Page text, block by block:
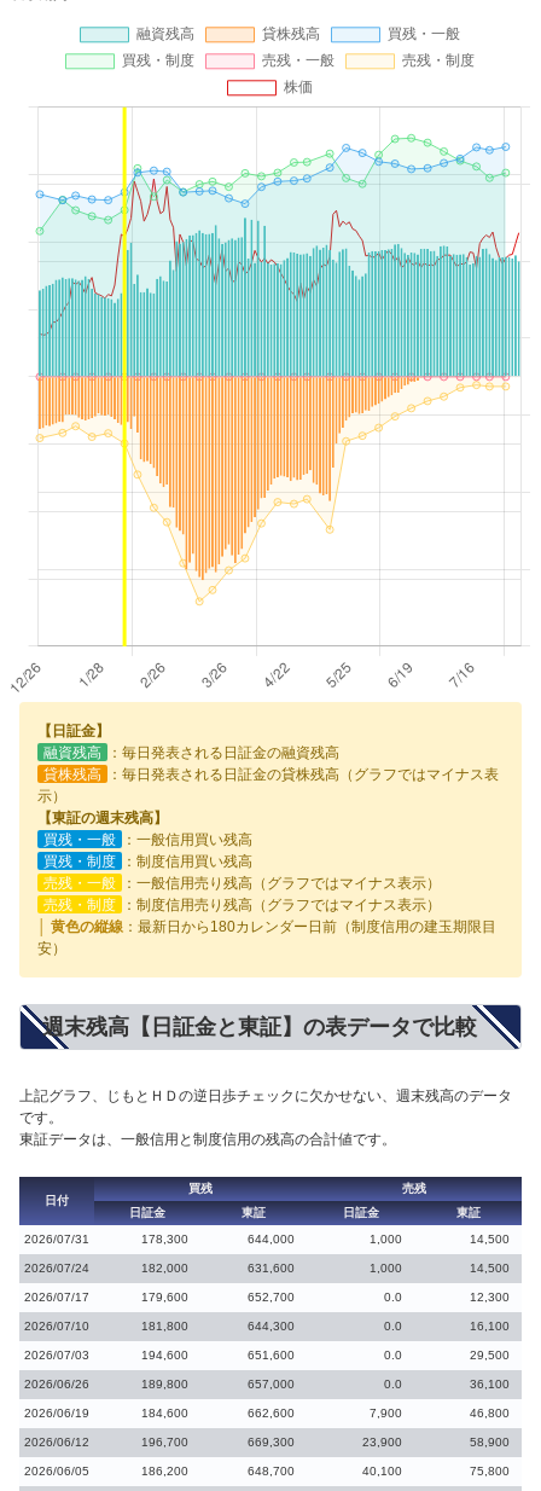
【日証金】
融資残高
：毎日発表される日証金の融資残高
貸株残高
：毎日発表される日証金の貸株残高（グラフではマイナス表
示）
【東証の週末残高】
買残・一般
：一般信用買い残高
買残・制度
：制度信用買い残高
売残・一般
：一般信用売り残高（グラフではマイナス表示）
売残・制度
：制度信用売り残高（グラフではマイナス表示）
│ 黄色の縦線 ：最新日から180カレンダー日前（制度信用の建玉期限目
安）
週末残高【日証金と東証】の表データで比較
上記グラフ、じもとＨＤの逆日歩チェックに欠かせない、週末残高のデータ
です。
東証データは、一般信用と制度信用の残高の合計値です。
日付
買残
売残
日証金
東証 日証金
東証
2026/07/31
178,300 644,000 1,000 14,500
2026/07/24 182,000 631,600 1,000 14,500
2026/07/17 179,600 652,700 0.0 12,300
2026/07/10 181,800 644,300 0.0 16,100
2026/07/03 194,600 651,600 0.0 29,500
2026/06/26 189,800 657,000 0.0 36,100
2026/06/19 184,600 662,600 7,900 46,800
2026/06/12 196,700 669,300 23,900 58,900
2026/06/05 186,200 648,700 40,100 75,800